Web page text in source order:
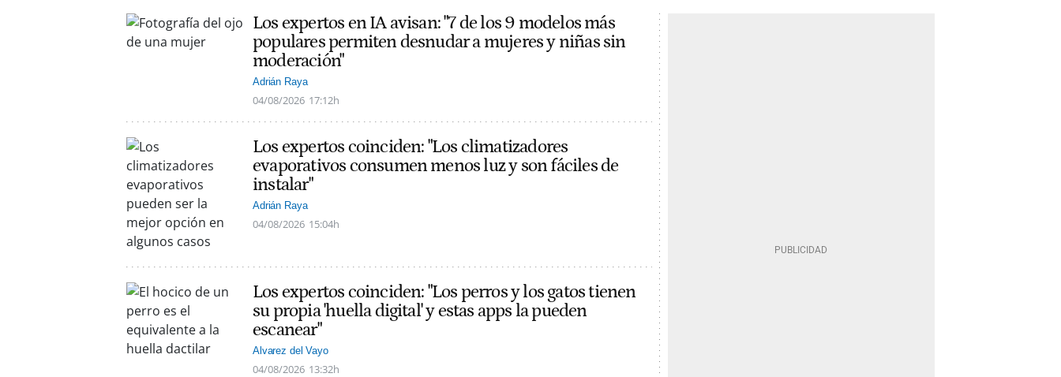
Los expertos en IA avisan: "7 de los 9 modelos más
populares permiten desnudar a mujeres y niñas sin
moderación"
Adrián Raya
04/08/2026 17:12h
Los expertos coinciden: "Los climatizadores
evaporativos consumen menos luz y son fáciles de
instalar"
Adrián Raya
04/08/2026 15:04h
Los expertos coinciden: "Los perros y los gatos tienen
su propia 'huella digital' y estas apps la pueden
escanear"
Alvarez del Vayo
04/08/2026 13:32h